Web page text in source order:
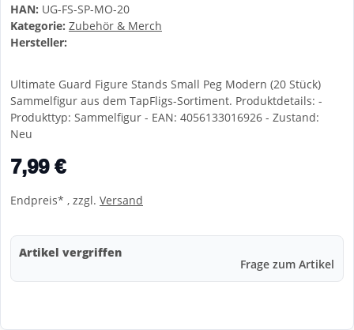
HAN: UG-FS-SP-MO-20
Kategorie: Zubehör & Merch
Hersteller:
Ultimate Guard Figure Stands Small Peg Modern (20 Stück)
Sammelfigur aus dem TapFligs-Sortiment. Produktdetails: -
Produkttyp: Sammelfigur - EAN: 4056133016926 - Zustand:
Neu
7,99 €
Endpreis* , zzgl. Versand
Artikel vergriffen
Frage zum Artikel